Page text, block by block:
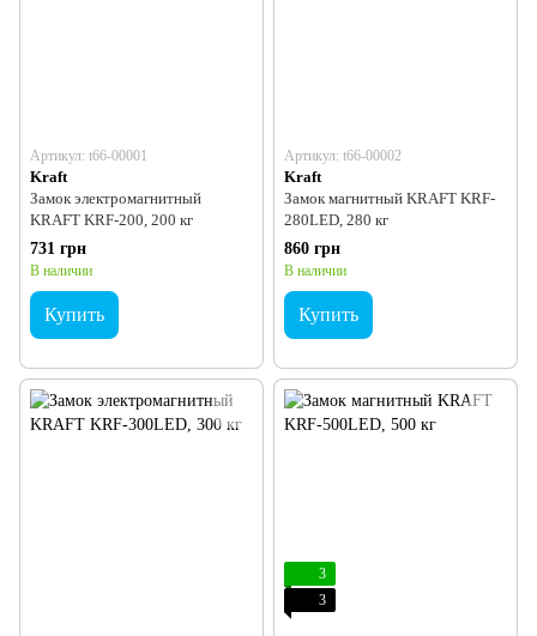
Артикул: t66-00001
Kraft
Замок электромагнитный
KRAFT KRF-200, 200 кг
731 грн
В наличии
Купить
Артикул: t66-00002
Kraft
Замок магнитный KRAFT KRF-
280LED, 280 кг
860 грн
В наличии
Купить
3
3